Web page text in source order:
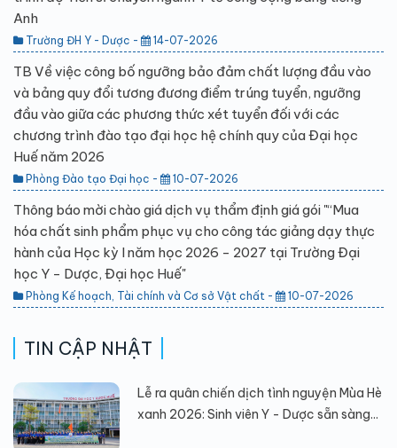
Anh
Trường ĐH Y - Dược - 14-07-2026
TB Về việc công bố ngưỡng bảo đảm chất lượng đầu vào
và bảng quy đổi tương đương điểm trúng tuyển, ngưỡng
đầu vào giữa các phương thức xét tuyển đối với các
chương trình đào tạo đại học hệ chính quy của Đại học
Huế năm 2026
Phòng Đào tạo Đại học - 10-07-2026
Thông báo mời chào giá dịch vụ thẩm định giá gói "“Mua
hóa chất sinh phẩm phục vụ cho công tác giảng dạy thực
hành của Học kỳ I năm học 2026 - 2027 tại Trường Đại
học Y - Dược, Đại học Huế"
Phòng Kế hoạch, Tài chính và Cơ sở Vật chất - 10-07-2026
TIN CẬP NHẬT
Lễ ra quân chiến dịch tình nguyện Mùa Hè
xanh 2026: Sinh viên Y - Dược sẵn sàng...